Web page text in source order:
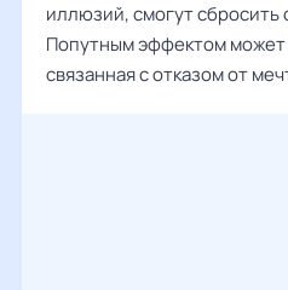
иллюзий, смогут сбросить
Попутным эффектом может
связанная с отказом от